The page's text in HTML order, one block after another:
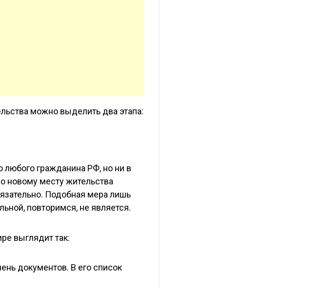
можно выделить два этапа:
любого гражданина РФ, но ни в
новому месту жительства
Подобная мера лишь
повторимся, не является.
выглядит так:
документов. В его список